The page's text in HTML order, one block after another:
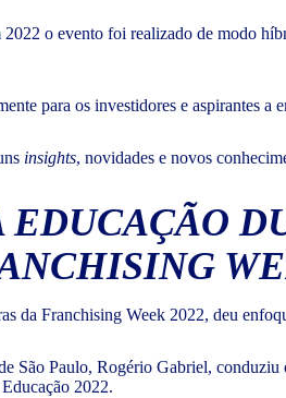
o evento foi realizado de modo
para os investidores e aspirantes a
insights, novidades e novos
EDUCAÇÃO
da Franchising Week 2022, deu
São Paulo, Rogério Gabriel,
2022.